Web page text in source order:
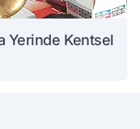
Yerinde Kentsel